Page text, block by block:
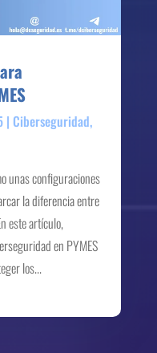
| Ciberseguridad,
unas configuraciones
la diferencia entre
este artículo,
en PYMES
los...